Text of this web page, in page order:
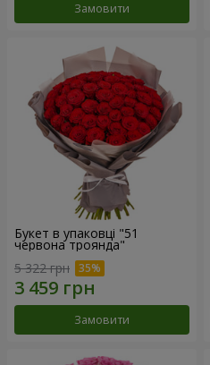
Замовити
Букет в упаковці "51
червона троянда"
5 322 грн
Замовити